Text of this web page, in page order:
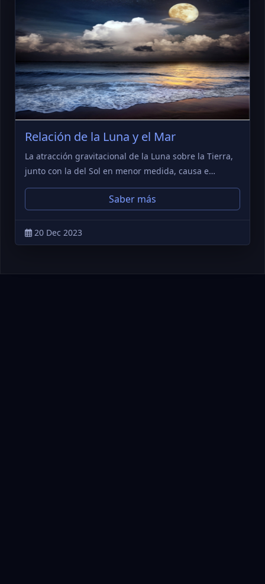
Relación de la Luna y el Mar
La atracción gravitacional de la Luna sobre la Tierra,
junto con la del Sol en menor medida, causa e…
Saber más
20 Dec 2023